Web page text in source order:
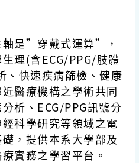
軸是”穿戴式運算”，
理(含ECG/PPG/肢體
、快速疾病篩檢、健康
醫療機構之學術共同
析、ECG/PPG訊號分
科學研究等領域之電
，提供本系大學部及
實務之學習平台。